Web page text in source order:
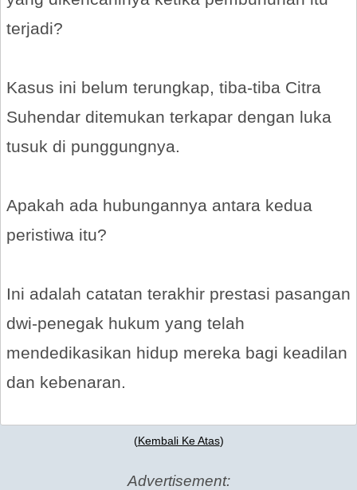
terjadi?
Kasus ini belum terungkap, tiba-tiba Citra
Suhendar ditemukan terkapar dengan luka
tusuk di punggungnya.
Apakah ada hubungannya antara kedua
peristiwa itu?
Ini adalah catatan terakhir prestasi pasangan
dwi-penegak hukum yang telah
mendedikasikan hidup mereka bagi keadilan
dan kebenaran.
(Kembali Ke Atas)
Advertisement: